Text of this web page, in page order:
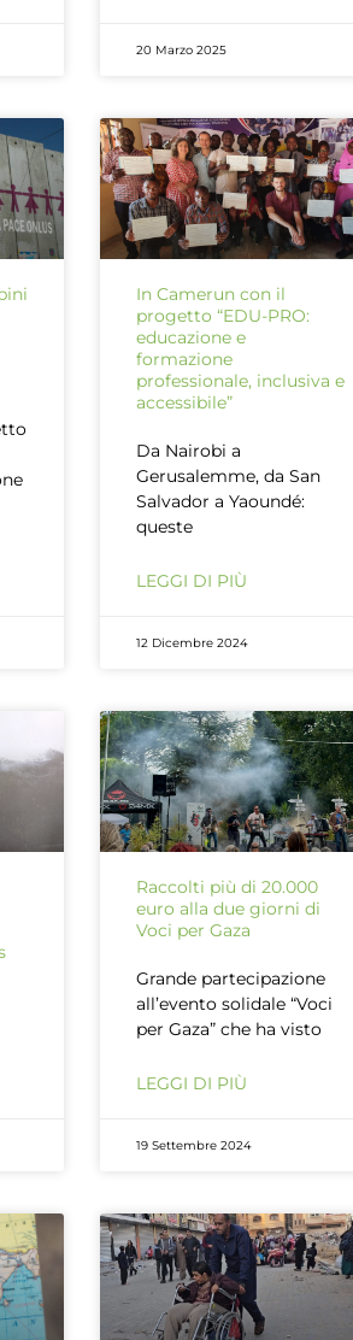
20 Marzo 2025
In Camerun con il
progetto “EDU-PRO:
educazione e
formazione
professionale, inclusiva e
accessibile”
Da Nairobi a
Gerusalemme, da San
Salvador a Yaoundé:
queste
LEGGI DI PIÙ
12 Dicembre 2024
Raccolti più di 20.000
euro alla due giorni di
Voci per Gaza
Grande partecipazione
all’evento solidale “Voci
per Gaza” che ha visto
LEGGI DI PIÙ
19 Settembre 2024